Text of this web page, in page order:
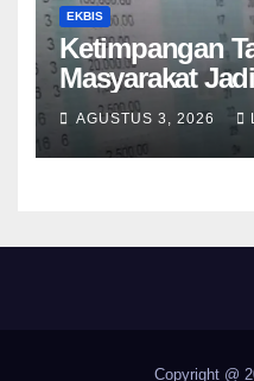
EKBIS
Ketimpangan
Masyarakat
Tengah
AGUSTUS 3, 2026
Copyright @